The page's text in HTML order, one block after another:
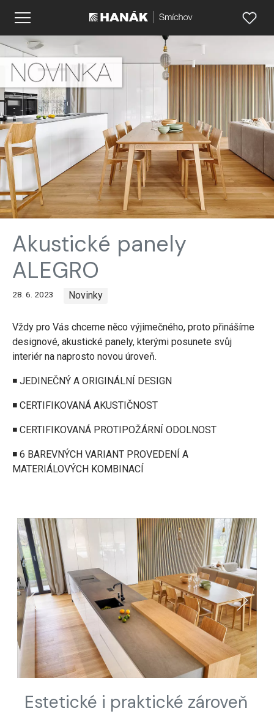
Akustické panely
ALEGRO
28. 6. 2023 Novinky
Vždy pro Vás chceme něco výjimečného, proto přinášíme
designové, akustické panely, kterými posunete svůj
interiér na naprosto novou úroveň.
◾ JEDINEČNÝ A ORIGINÁLNÍ DESIGN
◾ CERTIFIKOVANÁ AKUSTIČNOST
◾ CERTIFIKOVANÁ PROTIPOŽÁRNÍ ODOLNOST
◾ 6 BAREVNÝCH VARIANT PROVEDENÍ A
MATERIÁLOVÝCH KOMBINACÍ
Estetické i praktické zároveň